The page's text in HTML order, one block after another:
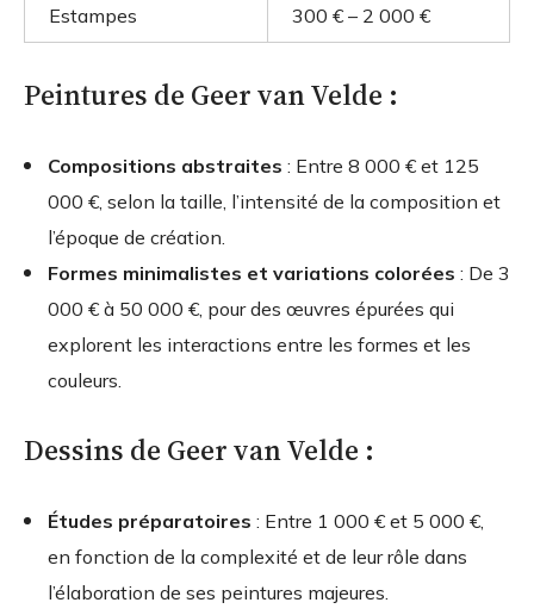
Estampes 300 € – 2 000 €
Peintures de Geer van Velde :
Compositions abstraites : Entre 8 000 € et 125
000 €, selon la taille, l’intensité de la composition et
l’époque de création.
Formes minimalistes et variations colorées : De 3
000 € à 50 000 €, pour des œuvres épurées qui
explorent les interactions entre les formes et les
couleurs.
Dessins de Geer van Velde :
Études préparatoires : Entre 1 000 € et 5 000 €,
en fonction de la complexité et de leur rôle dans
l’élaboration de ses peintures majeures.